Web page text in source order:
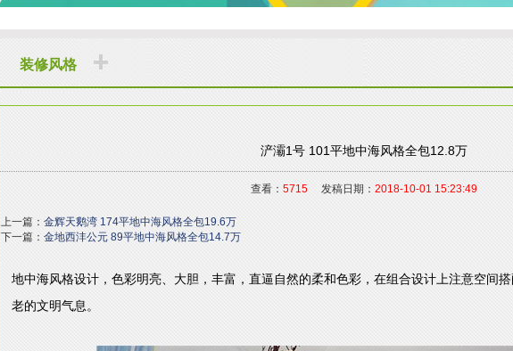
装修风格
浐灞1号 101平地中海风格全包12.8万
查看： 5715发稿日期： 2018-10-01 15:23:49
上一篇： 金辉天鹅湾 174平地中海风格全包19.6万
下一篇： 金地西沣公元 89平地中海风格全包14.7万
地中海风格设计，色彩明亮、大胆，丰富，直逼自然的柔和色彩，在组合设计上注意空间
老的文明气息。